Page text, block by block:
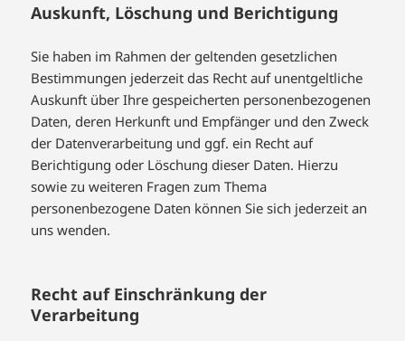
Auskunft, Löschung und Berichtigung
Sie haben im Rahmen der geltenden gesetzlichen
Bestimmungen jederzeit das Recht auf unentgeltliche
Auskunft über Ihre gespeicherten personenbezogenen
Daten, deren Herkunft und Empfänger und den Zweck
der Datenverarbeitung und ggf. ein Recht auf
Berichtigung oder Löschung dieser Daten. Hierzu
sowie zu weiteren Fragen zum Thema
personenbezogene Daten können Sie sich jederzeit an
uns wenden.
Recht auf Einschränkung der
Verarbeitung